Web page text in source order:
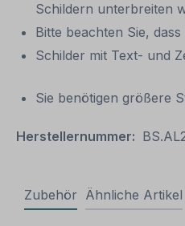
Schildern unterbreiten
Bitte beachten Sie,
Schilder mit Text- und
Sie benötigen größere
Herstellernummer:
Zubehör Ähnliche Artikel